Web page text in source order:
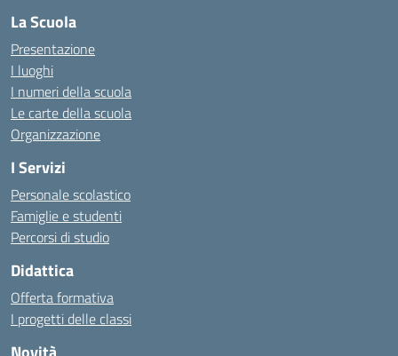
La Scuola
Presentazione
I luoghi
I numeri della scuola
Le carte della scuola
Organizzazione
I Servizi
Personale scolastico
Famiglie e studenti
Percorsi di studio
Didattica
Offerta formativa
I progetti delle classi